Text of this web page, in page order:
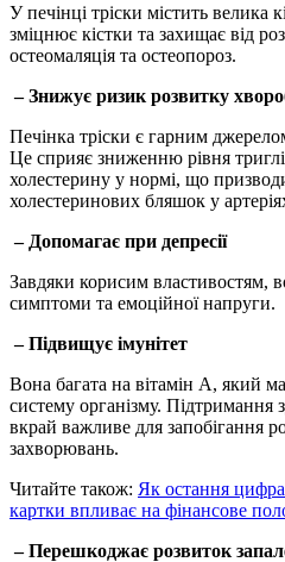
У печінці тріски містить велика
зміцнює кістки та захищає від
остеомаляція та остеопороз.
– Знижує ризик розвитку
Печінка тріски є гарним
Це сприяє зниженню рівня
холестерину у нормі, що
холестеринових бляшок у
– Допомагає при депресії
Завдяки корисим властивостям,
симптоми та емоційної напруги.
– Підвищує імунітет
Вона багата на вітамін А, який
систему організму. Підтримання
вкрай важливе для запобігання
захворювань.
Читайте також: Як остання цифра
картки впливає на фінансове
– Перешкоджає розвиток